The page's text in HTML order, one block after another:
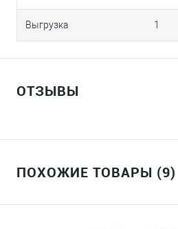
Выгрузка 1
ОТЗЫВЫ
ПОХОЖИЕ ТОВАРЫ (9)